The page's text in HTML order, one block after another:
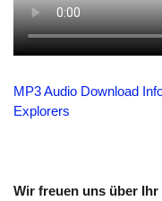
MP3 Audio Download
Explorers
Wir freuen uns über Ihr